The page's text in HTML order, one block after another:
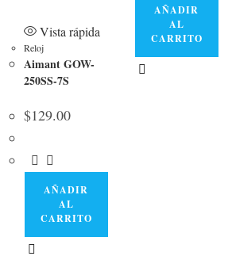
Vista rápida
Reloj
Aimant GOW-
250SS-7S
$129.00
AÑADIR
AL
CARRITO
AÑADIR
AL
CARRITO